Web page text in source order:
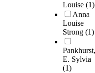
Louise (1)
Anna
Louise
Strong (1)
Pankhurst,
E. Sylvia
(1)